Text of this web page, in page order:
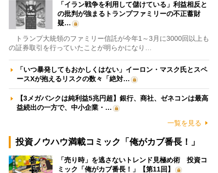
「イラン戦争を利用して儲けている」利益相反と
の批判が強まるトランプファミリーの不正蓄財
疑…
トランプ大統領のファミリー信託が今年1～3月に3000回以上も
の証券取引を行っていたことが明らかになり…
「いつ暴発してもおかしくはない」イーロン・マスク氏とスペ
ースXが抱えるリスクの数々「絶対…
【3メガバンクは純利益5兆円超】銀行、商社、ゼネコンは最高
益続出の一方で、中小企業・…
一覧を見る
投資ノウハウ満載コミック「俺がカブ番長！」
「売り時」を逃さないトレンド見極め術 投資コ
ミック「俺がカブ番長！」【第11回】